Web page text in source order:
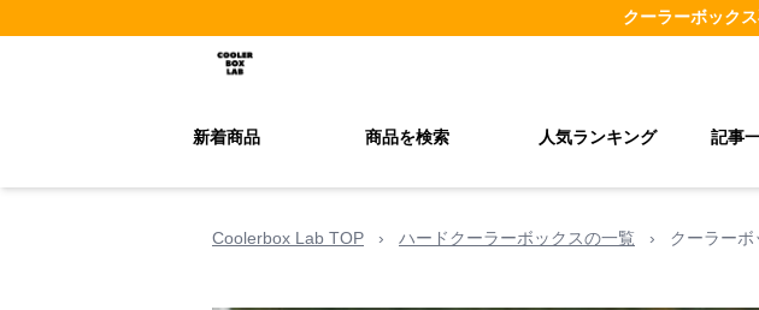
クーラーボックス
新着商品 商品を検索 人気ランキング 記事
Coolerbox Lab TOP › ハードクーラーボックスの一覧 › クーラー